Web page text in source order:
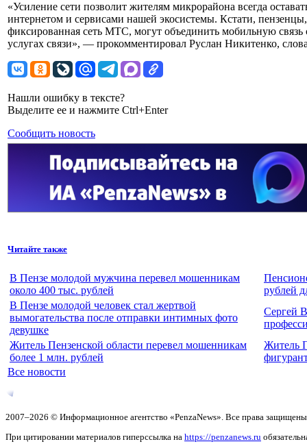
«Усиление сети позволит жителям микрорайона всегда
интернетом и сервисами нашей экосистемы. Кстати,
фиксированная сеть МТС, могут объединить мобильную
услугах связи», — прокомментировал Руслан Никитенко,
Нашли ошибку в тексте?
Выделите ее и нажмите Ctrl+Enter
Сообщить новость
Читайте также
В Пензе молодой мужчина перевел мошенникам
около 400 тыс. рублей
рублей
В Пензе молодой человек стал жертвой
вымогательства после отправки интимных фото
девушке
Сергей
Житель Пензенской области перевел мошенникам
более 1 млн. рублей
Житель
Все новости
2007–2026 © Информационное агентство «PenzaNews». Все права
При цитировании материалов гиперссылка на https://penzanews.ru